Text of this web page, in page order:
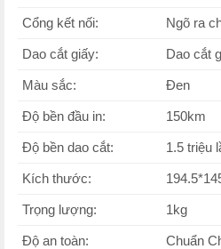
Cổng kết nối: Ngõ ra
Dao cắt giấy: Dao cắt
Màu sắc: Đen
Độ bền đầu in: 150km
Độ bền dao cắt: 1.5 triệu
Kích thước:
Trọng lượng: 1kg
Độ an toàn: Chuẩn